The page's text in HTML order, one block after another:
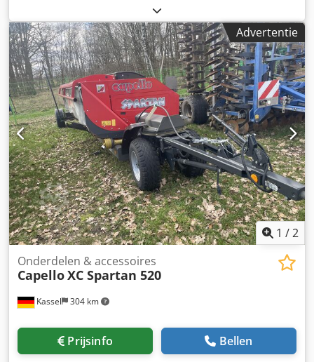
Advertentie
1 /2
Kassel 304 km
Onderdelen & accessoires
CapelloXC Spartan 520
Prijsinfo Bellen